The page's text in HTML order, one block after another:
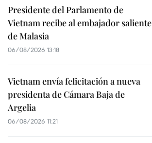
Presidente del Parlamento de
Vietnam recibe al embajador saliente
de Malasia
06/08/2026 13:18
Vietnam envía felicitación a nueva
presidenta de Cámara Baja de
Argelia
06/08/2026 11:21